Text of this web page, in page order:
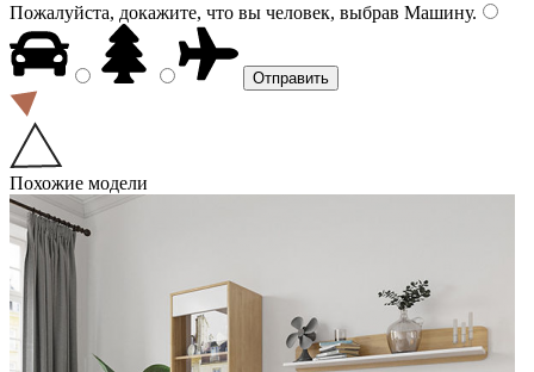
Пожалуйста, докажите, что вы человек, выбрав Машину.
Похожие модели